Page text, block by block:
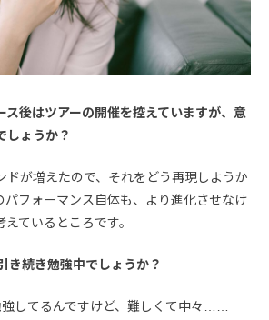
後はツアーの開催を控えていますが、意
しょうか？
ドが増えたので、それをどう再現しようか
パフォーマンス自体も、より進化させなけ
ているところです。
続き勉強中でしょうか？
強してるんですけど、難しくて中々……